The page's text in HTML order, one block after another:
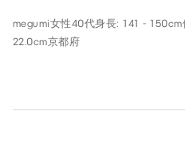
megumi女性40代身長: 141 - 150cm
22.0cm京都府